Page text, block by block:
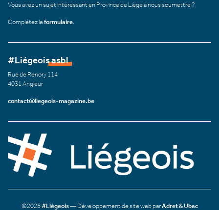
Vous avez un sujet intéressant en Province de Liège à nous soumettre ?
Complétez leformulaire
#Liégeois asbl
Rue de Renory 114
4031 Angleur
contact@liegeois-magazine.be
©2026#Liégeois— Développement de site web parAdret & Ubac